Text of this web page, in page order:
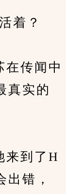
着？
传闻中
真实的
到了H
错，